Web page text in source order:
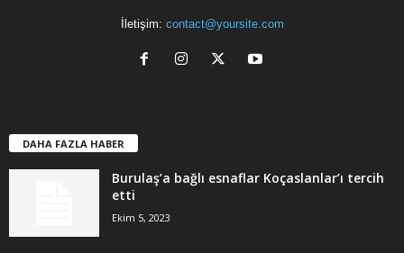
İletişim: contact@yoursite.com
DAHA FAZLA HABER
Burulaş’a bağlı esnaflar Koçaslanlar’ı tercih
etti
Ekim 5, 2023